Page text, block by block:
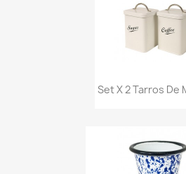
Set X 2 Tarros De